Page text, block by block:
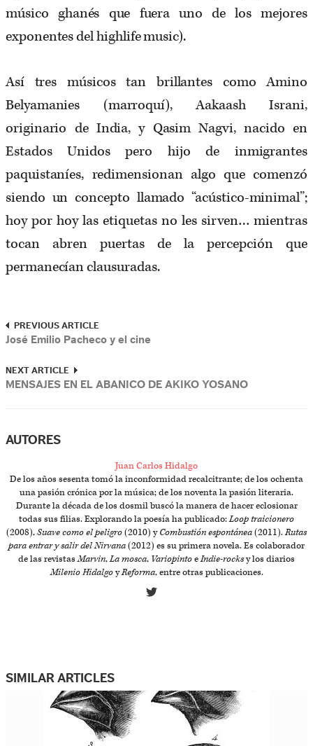
músico ghanés que fuera uno de los mejores
exponentes del highlife music).
Así tres músicos tan brillantes como Amino
Belyamanies (marroquí), Aakaash Israni,
originario de India, y Qasim Nagvi, nacido en
Estados Unidos pero hijo de inmigrantes
paquistaníes, redimensionan algo que comenzó
siendo un concepto llamado “acústico-minimal”;
hoy por hoy las etiquetas no les sirven… mientras
tocan abren puertas de la percepción que
permanecían clausuradas.
PREVIOUS ARTICLE
José Emilio Pacheco y el cine
NEXT ARTICLE
MENSAJES EN EL ABANICO DE AKIKO YOSANO
AUTORES
Juan Carlos Hidalgo
De los años sesenta tomó la inconformidad recalcitrante; de los ochenta
una pasión crónica por la música; de los noventa la pasión literaria.
Durante la década de los dosmil buscó la manera de hacer eclosionar
todas sus filias. Explorando la poesía ha publicado:Loop traicionero
(2008),Suave como el peligro(2010) yCombustión espontánea(2011).Rutas
para entrar y salir del Nirvana(2012) es su primera novela. Es colaborador
de las revistasMarvin,La mosca, VariopintoeIndie-rocksy los diarios
Milenio HidalgoyReforma, entre otras publicaciones.
SIMILAR ARTICLES